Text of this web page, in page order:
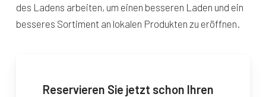
des Ladens arbeiten, um einen besseren Laden und ein
besseres Sortiment an lokalen Produkten zu eröffnen.
Reservieren Sie jetzt schon Ihren